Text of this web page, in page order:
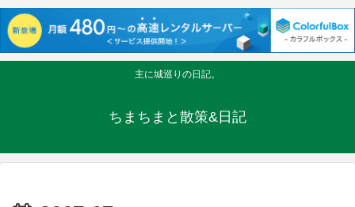
主に城巡りの日記。
ちまちまと散策&日記